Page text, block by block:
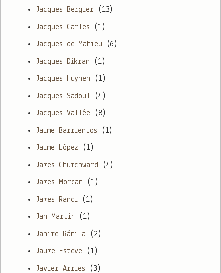
Jacques Bergier (13)
Jacques Carles (1)
Jacques de Mahieu (6)
Jacques Dikran (1)
Jacques Huynen (1)
Jacques Sadoul (4)
Jacques Vallée (8)
Jaime Barrientos (1)
Jaime López (1)
James Churchward (4)
James Morcan (1)
James Randi (1)
Jan Martin (1)
Janire Rámila (2)
Jaume Esteve (1)
Javier Arries (3)